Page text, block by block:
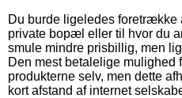
Du burde ligeledes foretrække
private bopæl eller til hvor du
smule mindre prisbillig, men
Den mest betalelige mulighed
produkterne selv, men dette
kort afstand af internet